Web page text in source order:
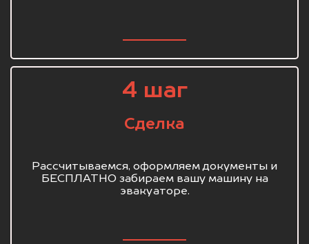
4 шаг
Сделка
Рассчитываемся, оформляем документы и
БЕСПЛАТНО забираем вашу машину на
эвакуаторе.